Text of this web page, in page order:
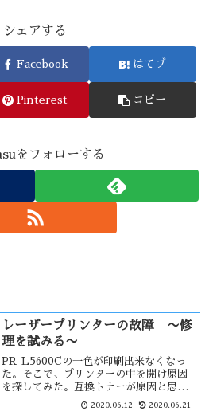
シェアする
Facebook はてブ
Pinterest コピー
をフォローする
レーザープリンターの故障 〜修
理を試みる〜
PR-L5600Cの一色が印刷出来なくなっ
た。そこで、プリンターの中を開け原因
を探してみた。互換トナーが原因と思わ
2020.06.12 2020.06.21